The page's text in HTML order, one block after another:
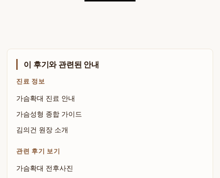
이 후기와 관련된 안내
진료 정보
가슴확대 진료 안내
가슴성형 종합 가이드
김의건 원장 소개
관련 후기 보기
가슴확대 전후사진